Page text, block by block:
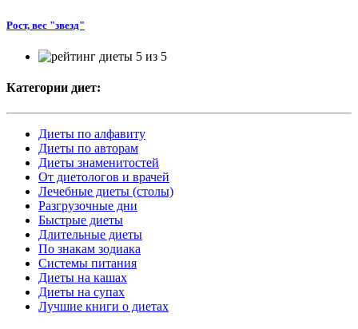
Рост, вес "звезд"
Категории диет:
Диеты по алфавиту
Диеты по авторам
Диеты знаменитостей
От диетологов и врачей
Лечебные диеты (столы)
Разгрузочные дни
Быстрые диеты
Длительные диеты
По знакам зодиака
Системы питания
Диеты на кашах
Диеты на супах
Лучшие книги о диетах